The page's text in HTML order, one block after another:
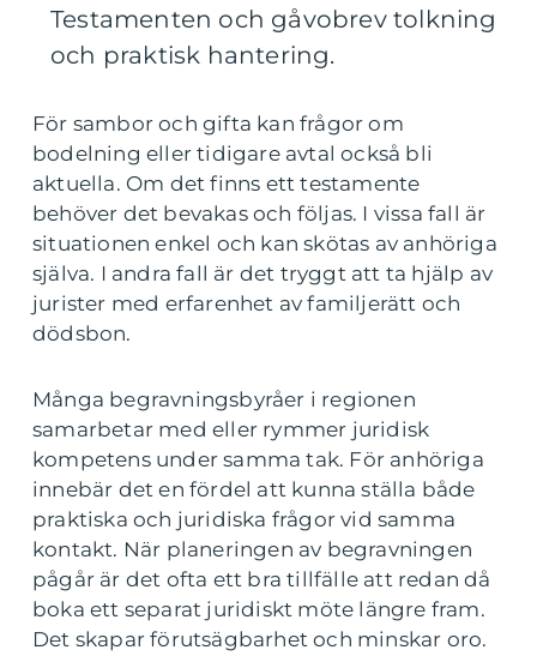
Testamenten och gåvobrev tolkning
och praktisk hantering.
För sambor och gifta kan frågor om
bodelning eller tidigare avtal också bli
aktuella. Om det finns ett testamente
behöver det bevakas och följas. I vissa fall är
situationen enkel och kan skötas av anhöriga
själva. I andra fall är det tryggt att ta hjälp av
jurister med erfarenhet av familjerätt och
dödsbon.
Många begravningsbyråer i regionen
samarbetar med eller rymmer juridisk
kompetens under samma tak. För anhöriga
innebär det en fördel att kunna ställa både
praktiska och juridiska frågor vid samma
kontakt. När planeringen av begravningen
pågår är det ofta ett bra tillfälle att redan då
boka ett separat juridiskt möte längre fram.
Det skapar förutsägbarhet och minskar oro.